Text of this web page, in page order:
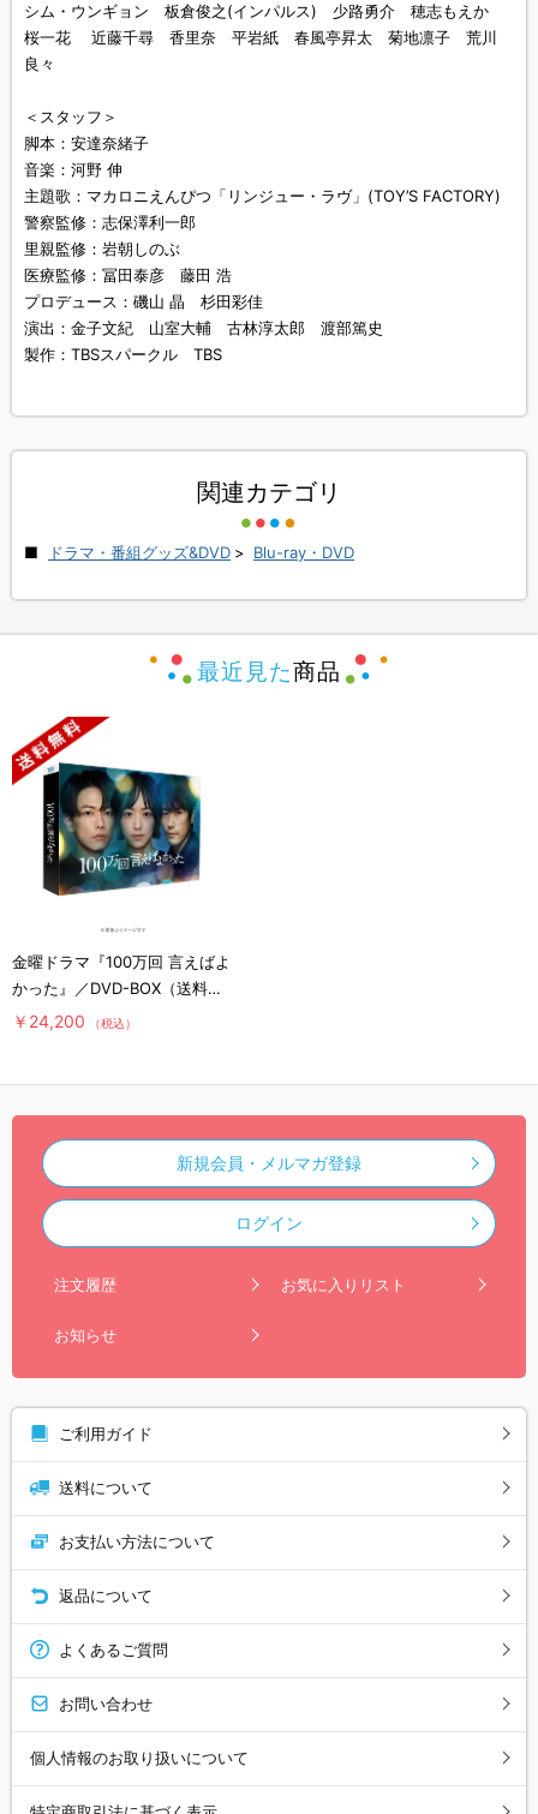
シム・ウンギョン 板倉俊之(インパルス) 少路勇介 穂志もえか
桜一花 近藤千尋 香里奈 平岩紙 春風亭昇太 菊地凛子 荒川
良々
＜スタッフ＞
脚本：安達奈緒子
音楽：河野 伸
主題歌：マカロニえんぴつ「リンジュー・ラヴ」(TOY’S FACTORY)
警察監修：志保澤利一郎
里親監修：岩朝しのぶ
医療監修：冨田泰彦 藤田 浩
プロデュース：磯山 晶 杉田彩佳
演出：金子文紀 山室大輔 古林淳太郎 渡部篤史
製作：TBSスパークル TBS
関連カテゴリ
ドラマ・番組グッズ&DVD > Blu-ray・DVD
最近見た商品
金曜ドラマ『100万回 言えばよ
かった』／DVD-BOX（送料無
料・6枚組）
￥24,200 （税込）
新規会員・メルマガ登録
ログイン
注文履歴 お気に入りリスト
お知らせ
ご利用ガイド
送料について
お支払い方法について
返品について
よくあるご質問
お問い合わせ
個人情報のお取り扱いについて